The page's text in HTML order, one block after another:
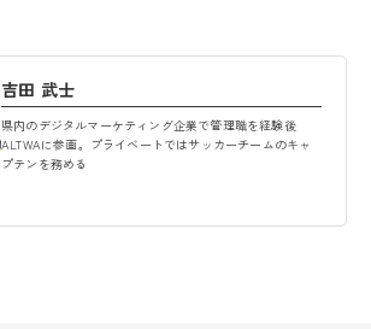
吉田 武士
県内のデジタルマーケティング企業で管理職を経験後
ALTWAに参画。プライベートではサッカーチームのキャ
プテンを務める